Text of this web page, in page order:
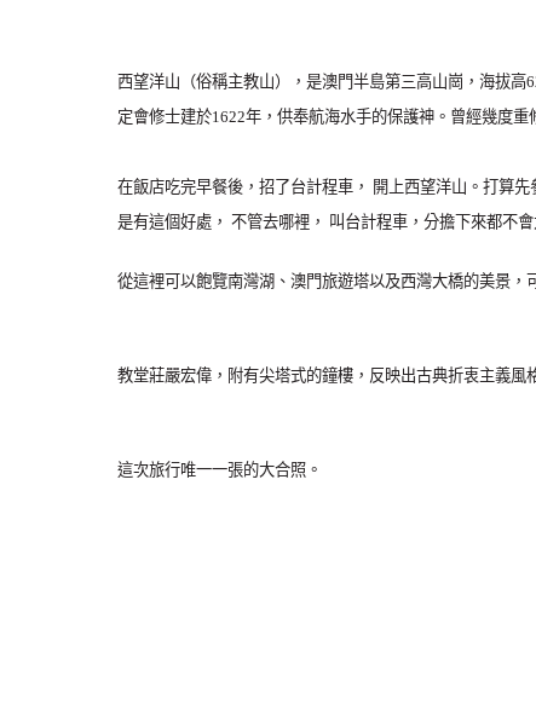
西望洋山（俗稱主教山），是澳門半島第三高山崗，海拔
定會修士建於1622年，供奉航海水手的保護神。曾經幾度
在飯店吃完早餐後，招了台計程車， 開上西望洋山。打算
是有這個好處， 不管去哪裡， 叫台計程車，分擔下來都不會
從這裡可以飽覽南灣湖、澳門旅遊塔以及西灣大橋的美景，
教堂莊嚴宏偉，附有尖塔式的鐘樓，反映出古典折衷主義風
這次旅行唯一一張的大合照。